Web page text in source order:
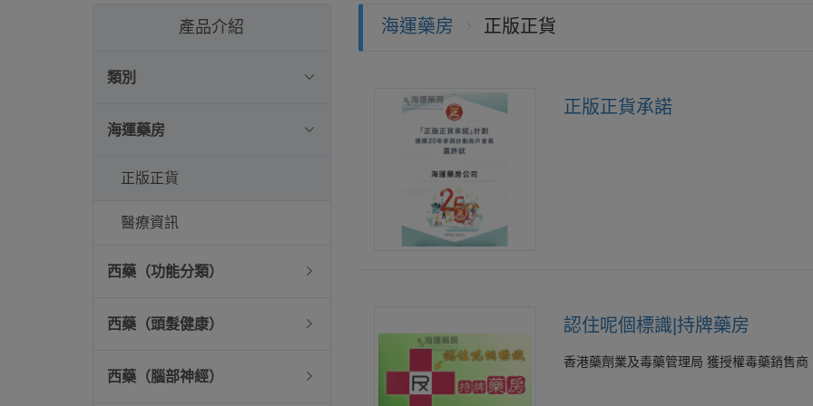
產品介紹
類別
海運藥房
正版正貨
醫療資訊
西藥（功能分類）
西藥（頭髮健康）
西藥（腦部神經）
海運藥房 正版正貨
正版正貨承諾
認住呢個標識|持牌藥房
香港藥劑業及毒藥管理局 獲授權毒藥銷售商